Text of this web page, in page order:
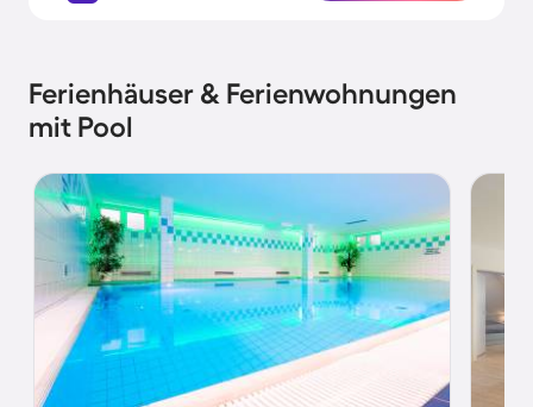
Ferienhäuser & Ferienwohnungen
mit Pool